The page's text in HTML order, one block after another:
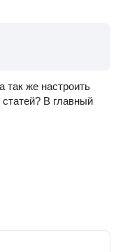
так же настроить
В главный